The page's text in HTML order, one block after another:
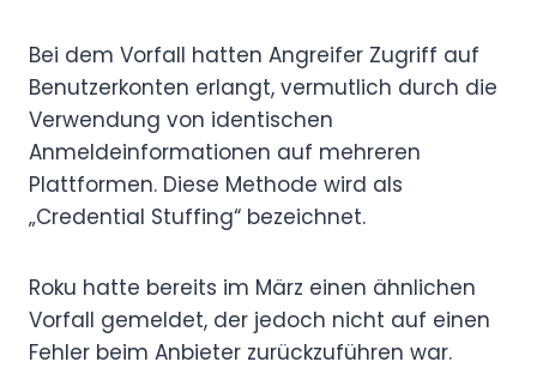
Bei dem Vorfall hatten Angreifer Zugriff auf
Benutzerkonten erlangt, vermutlich durch die
Verwendung von identischen
Anmeldeinformationen auf mehreren
Plattformen. Diese Methode wird als
„Credential Stuffing“ bezeichnet.
Roku hatte bereits im März einen ähnlichen
Vorfall gemeldet, der jedoch nicht auf einen
Fehler beim Anbieter zurückzuführen war.